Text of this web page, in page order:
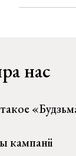
нас
кампаніі